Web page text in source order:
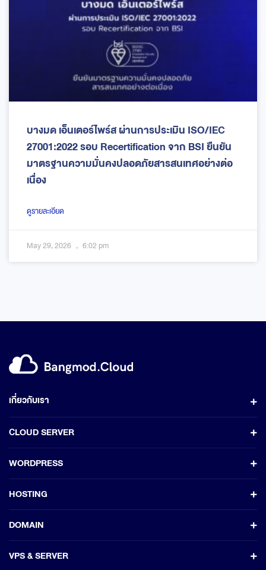
บางมด เอ็นเตอร์ไพร์ส ผ่านการประเมิน ISO/IEC
27001:2022 รอบ Recertification จาก BSI ยืนยัน
มาตรฐานความมั่นคงปลอดภัยสารสนเทศอย่างต่อ
เนื่อง
ดูรายละเอียด
May 29, 2026 6:02 pm
เกี่ยวกับเรา
CLOUD SERVER
WORDPRESS
HOSTING
DOMAIN
VPS & SERVER